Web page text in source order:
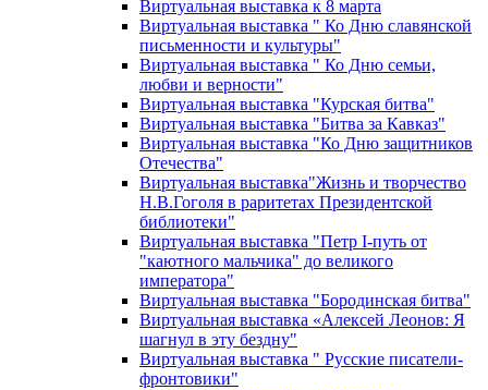
Виртуальная выставка к 8 марта
Виртуальная выставка " Ко Дню славянской
письменности и культуры"
Виртуальная выставка " Ко Дню семьи,
любви и верности"
Виртуальная выставка "Курская битва"
Виртуальная выставка "Битва за Кавказ"
Виртуальная выставка "Ко Дню защитников
Отечества"
Виртуальная выставка"Жизнь и творчество
Н.В.Гоголя в раритетах Президентской
библиотеки"
Виртуальная выставка "Петр I-путь от
"каютного мальчика" до великого
императора"
Виртуальная выставка "Бородинская битва"
Виртуальная выставка «Алексей Леонов: Я
шагнул в эту бездну"
Виртуальная выставка " Русские писатели-
фронтовики"